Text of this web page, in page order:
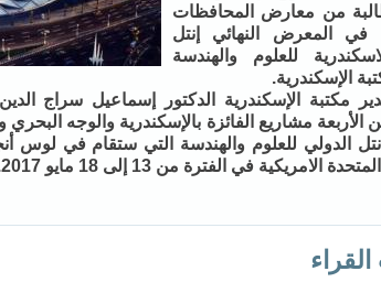
من معارض المحافظات
في المعرض النهائي إنتل
للعلوم والهندسة
مكتبة الإسكندرية الدكتور إسماعيل سراج الدين،
الأربعة مشاريع الفائزة بالإسكندرية والوجه
الدولي للعلوم والهندسة التي ستقام في لوس
الامريكية في الفترة من 13 إلى 18 مايو 2017.